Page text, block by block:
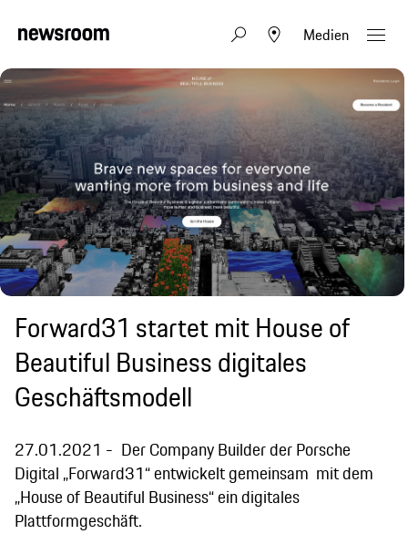
Medien
Forward31 startet mit House of
Beautiful Business digitales
Geschäftsmodell
27.01.2021
Der Company Builder der Porsche
Digital „Forward31“ entwickelt gemeinsam mit dem
„House of Beautiful Business“ ein digitales
Plattformgeschäft.